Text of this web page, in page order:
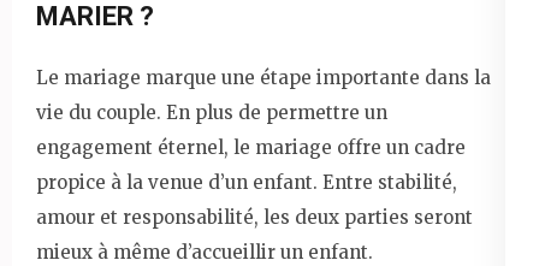
MARIER ?
Le mariage marque une étape importante dans la
vie du couple. En plus de permettre un
engagement éternel, le mariage offre un cadre
propice à la venue d’un enfant. Entre stabilité,
amour et responsabilité, les deux parties seront
mieux à même d’accueillir un enfant.